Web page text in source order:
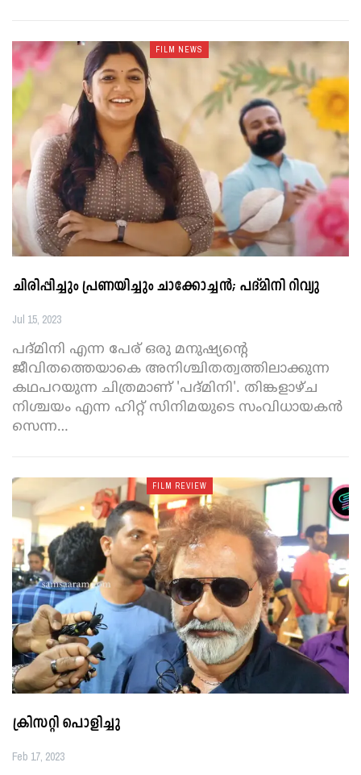
FILM NEWS
ചിരിപ്പിച്ചും പ്രണയിച്ചും ചാക്കോച്ചൻ; പദ്മിനി റിവ്യു
Jul 15, 2023
പദ്മിനി എന്ന പേര് ഒരു മനുഷ്യന്റെ
ജീവിതത്തെയാകെ അനിശ്ചിതത്വത്തിലാക്കുന്ന
കഥപറയുന്ന ചിത്രമാണ് 'പദ്മിനി'. തിങ്കളാഴ്ച
നിശ്ചയം എന്ന ഹിറ്റ് സിനിമയുടെ സംവിധായകൻ
സെന്ന…
FILM REVIEW
ക്രിസറ്റി പൊളിച്ചു
Feb 17, 2023